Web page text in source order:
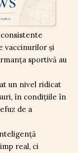
vaccinurilor și
sportivă au
un nivel ridicat
în condițiile în
de a
real, ci